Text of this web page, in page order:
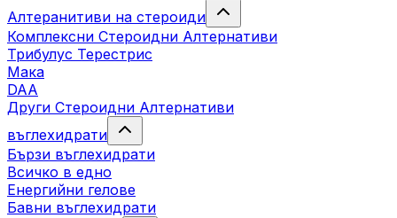
Алтеранитиви на стероиди
Комплексни Стероидни Алтернативи
Трибулус Терестрис
Maка
DAA
Други Стероидни Алтернативи
въглехидрати
Бързи въглехидрати
Всичко в едно
Енергийни гелове
Бавни въглехидрати